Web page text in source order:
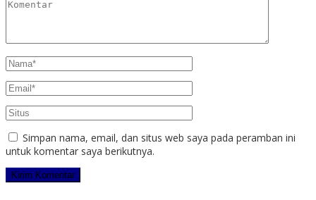
Simpan nama, email, dan situs web saya pada peramban ini
untuk komentar saya berikutnya.